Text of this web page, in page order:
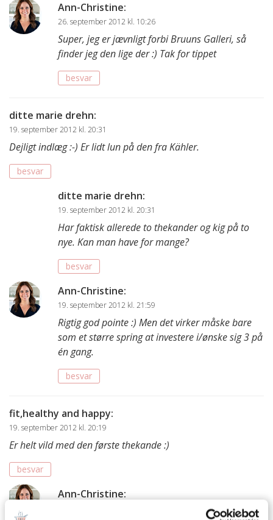
Ann-Christine:
26. september 2012 kl. 10:26
Super, jeg er jævnligt forbi Bruuns Galleri, så
finder jeg den lige der :) Tak for tippet
besvar
ditte marie drehn:
19. september 2012 kl. 20:31
Dejligt indlæg :-) Er lidt lun på den fra Kähler.
besvar
ditte marie drehn:
19. september 2012 kl. 20:31
Har faktisk allerede to thekander og kig på to
nye. Kan man have for mange?
besvar
Ann-Christine:
19. september 2012 kl. 21:59
Rigtig god pointe :) Men det virker måske bare
som et større spring at investere i/ønske sig 3 på
én gang.
besvar
fit,healthy and happy:
19. september 2012 kl. 20:19
Er helt vild med den første thekande :)
besvar
Ann-Christine: